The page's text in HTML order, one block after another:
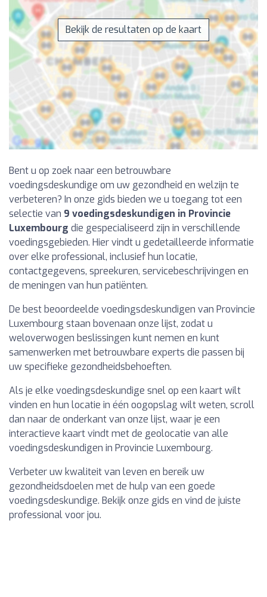
Bekijk de resultaten op de kaart
Bent u op zoek naar een betrouwbare
voedingsdeskundige om uw gezondheid en welzijn te
verbeteren? In onze gids bieden we u toegang tot een
selectie van 9 voedingsdeskundigen in Provincie
Luxembourg die gespecialiseerd zijn in verschillende
voedingsgebieden. Hier vindt u gedetailleerde informatie
over elke professional, inclusief hun locatie,
contactgegevens, spreekuren, servicebeschrijvingen en
de meningen van hun patiënten.
De best beoordeelde voedingsdeskundigen van Provincie
Luxembourg staan bovenaan onze lijst, zodat u
weloverwogen beslissingen kunt nemen en kunt
samenwerken met betrouwbare experts die passen bij
uw specifieke gezondheidsbehoeften.
Als je elke voedingsdeskundige snel op een kaart wilt
vinden en hun locatie in één oogopslag wilt weten, scroll
dan naar de onderkant van onze lijst, waar je een
interactieve kaart vindt met de geolocatie van alle
voedingsdeskundigen in Provincie Luxembourg.
Verbeter uw kwaliteit van leven en bereik uw
gezondheidsdoelen met de hulp van een goede
voedingsdeskundige. Bekijk onze gids en vind de juiste
professional voor jou.